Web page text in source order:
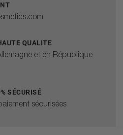
QUALITE
et en République
SÉCURISÉ
sécurisées